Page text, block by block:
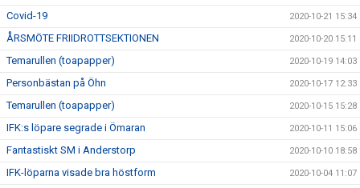
Covid-19 2020-10-21 15:34
ÅRSMÖTE FRIIDROTTSEKTIONEN 2020-10-20 15:11
Temarullen (toapapper) 2020-10-19 14:03
Personbästan på Öhn 2020-10-17 12:33
Temarullen (toapapper) 2020-10-15 15:28
IFK:s löpare segrade i Ömaran 2020-10-11 15:06
Fantastiskt SM i Anderstorp 2020-10-10 18:58
IFK-löparna visade bra höstform 2020-10-04 11:07